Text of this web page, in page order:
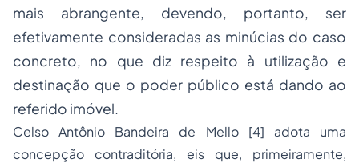
mais abrangente, devendo, portanto, ser
efetivamente consideradas as minúcias do caso
concreto, no que diz respeito à utilização e
destinação que o poder público está dando ao
referido imóvel.
Celso Antônio Bandeira de Mello [4] adota uma
concepção contraditória, eis que, primeiramente,